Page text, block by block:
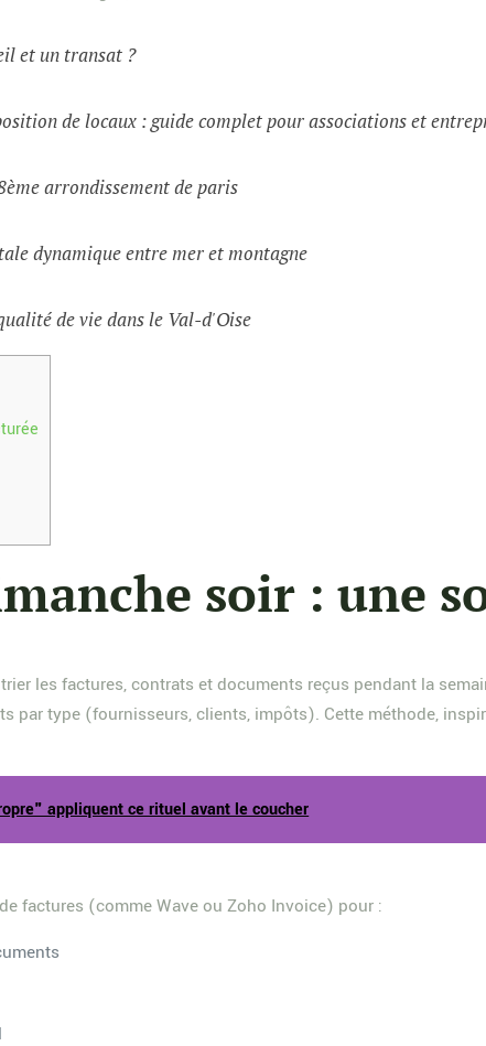
et un transat ?
de locaux : guide complet pour associations et
arrondissement de paris
dynamique entre mer et montagne
de vie dans le Val-d'Oise
soir : une
les factures, contrats et documents reçus pendant la
par type (fournisseurs, clients, impôts). Cette méthode,
appliquent ce rituel avant le coucher
factures (comme Wave ou Zoho Invoice) pour :